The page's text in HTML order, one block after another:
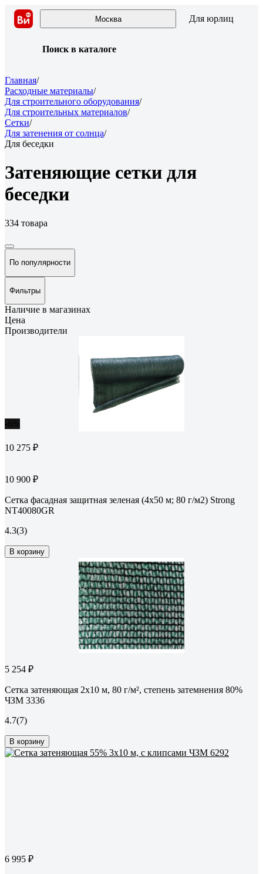
Москва Для юрлиц
Поиск в каталоге
Главная/
Расходные материалы/
Для строительного оборудования/
Для строительных материалов/
Сетки/
Для затенения от солнца/
Для беседки
Затеняющие сетки для
беседки
334 товара
По популярности
Фильтры
Наличие в магазинах
Цена
Производители
10 275 ₽
10 900 ₽
Сетка фасадная защитная зеленая (4x50 м; 80 г/м2) Strong
NT40080GR
4.3(3)
В корзину
5 254 ₽
Сетка затеняющая 2x10 м, 80 г/м², степень затемнения 80%
ЧЗМ 3336
4.7(7)
В корзину
6 995 ₽